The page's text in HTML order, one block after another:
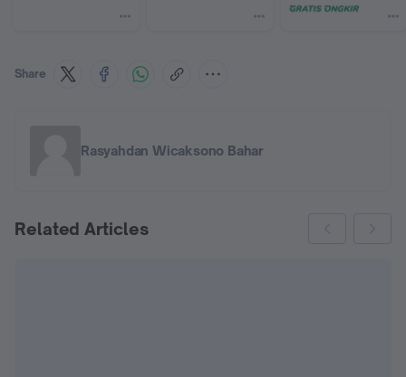
Share
Rasyahdan Wicaksono Bahar
Related Articles